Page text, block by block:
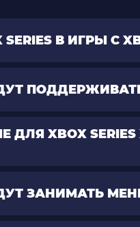
В ИГРЫ С
ПОДДЕРЖИВАТЬ
XBOX
ЗАНИМАТЬ